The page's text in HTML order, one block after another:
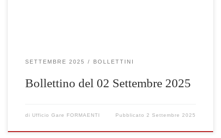
SETTEMBRE 2025 BOLLETTINI
Bollettino del 02 Settembre 2025
di Ufficio Gare FORMAENTI Pubblicato2 Settembre 2025